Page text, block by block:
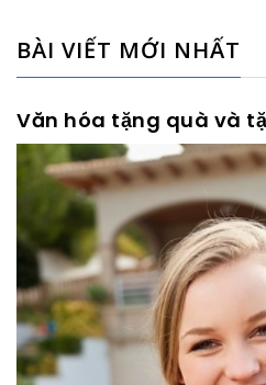
BÀI VIẾT MỚI NHẤT
Văn hóa tặng quà và